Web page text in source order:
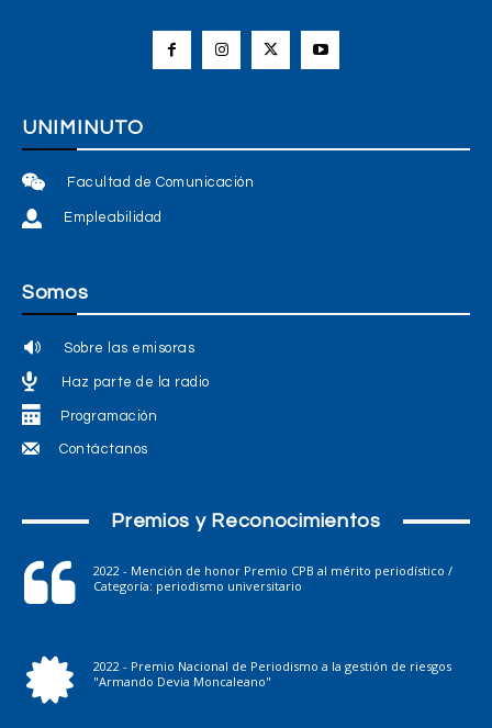
UNIMINUTO
Facultad de Comunicación
Empleabilidad
Somos
Sobre las emisoras
Haz parte de la radio
Programación
Contáctanos
Premios y Reconocimientos
2022 - Mención de honor Premio CPB al mérito periodístico /
Categoría: periodismo universitario
2022 - Premio Nacional de Periodismo a la gestión de riesgos
"Armando Devia Moncaleano"